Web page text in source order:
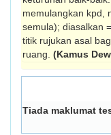
memulangkan kpd,
semula); diasalkan
titik rujukan asal
ruang. (Kamus
Tiada maklumat